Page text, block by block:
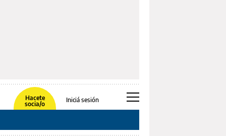
Hacete
socia/o
Iniciá sesión